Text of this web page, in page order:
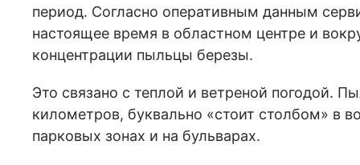
период. Согласно оперативным данным
настоящее время в областном центре и
концентрации пыльцы березы.
Это связано с теплой и ветреной погодой.
километров, буквально «стоит столбом» в
парковых зонах и на бульварах.